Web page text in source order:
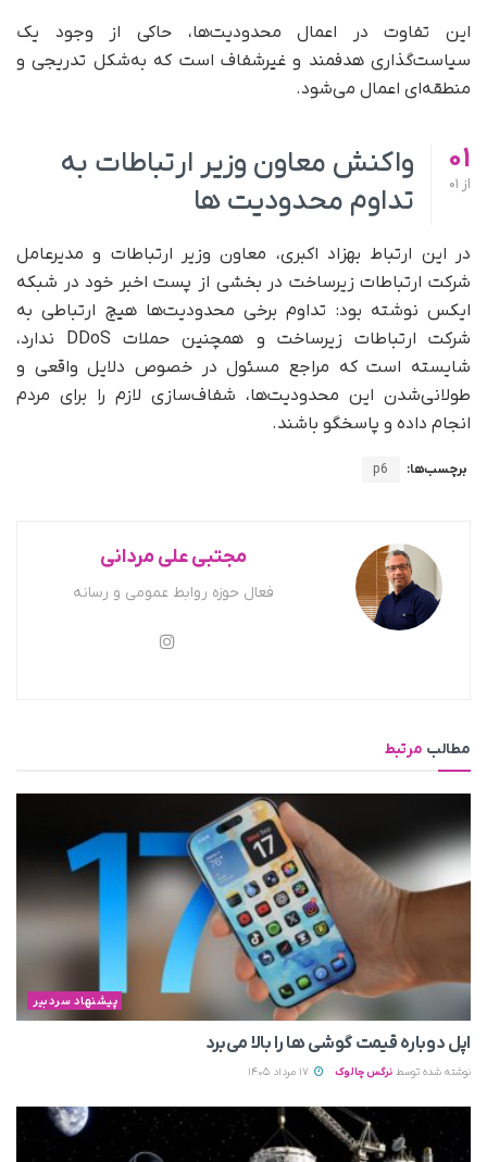
این تفاوت در اعمال محدودیت‌ها، حاکی از وجود یک
سیاست‌گذاری هدفمند و غیرشفاف است که به‌شکل تدریجی و
منطقه‌ای اعمال می‌شود.
01
از
واکنش معاون وزیر ارتباطات به
تداوم محدودیت ها
در این ارتباط بهزاد اکبری، معاون وزیر ارتباطات و مدیرعامل
شرکت ارتباطات زیرساخت در بخشی از پست اخبر خود در شبکه
ایکس نوشته بود: تداوم برخی محدودیت‌ها هیچ ارتباطی به
شرکت ارتباطات زیرساخت و همچنین حملات DDoS ندارد،
شایسته‌ است که مراجع مسئول در خصوص دلایل واقعی و
طولانی‌شدن این محدودیت‌ها، شفاف‌سازی لازم را برای مردم
انجام داده و پاسخگو باشند.
برچسب‌ها: p6
مجتبی علی مردانی
فعال حوزه روابط عمومی و رسانه
مطالب مرتبط
پیشنهاد سردبیر
اپل دوباره قیمت‌ گوشی ها را بالا می‌برد
نوشته شده توسط نرگس چالوک